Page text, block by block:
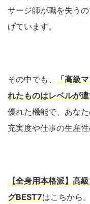
サージ師が職を失う
げています。
その中でも、 「高級
れたものはレベルが
優れた機能で、あな
充実度や仕事の生産
【全身用本格派】高
グBEST7はこちから。